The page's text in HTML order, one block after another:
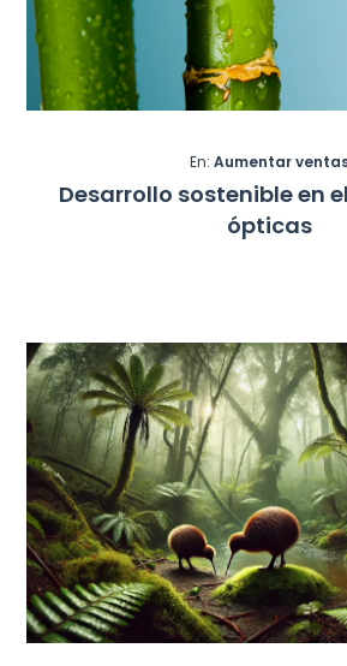
En: Aumentar
Desarrollo sostenible en
ópticas